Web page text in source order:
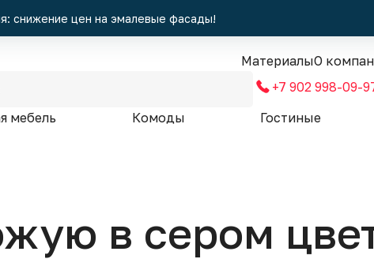
снижение цен на эмалевые фасады!
МатериалыО
+7 902 998-09-
мебель Комоды Гостиные
в сером